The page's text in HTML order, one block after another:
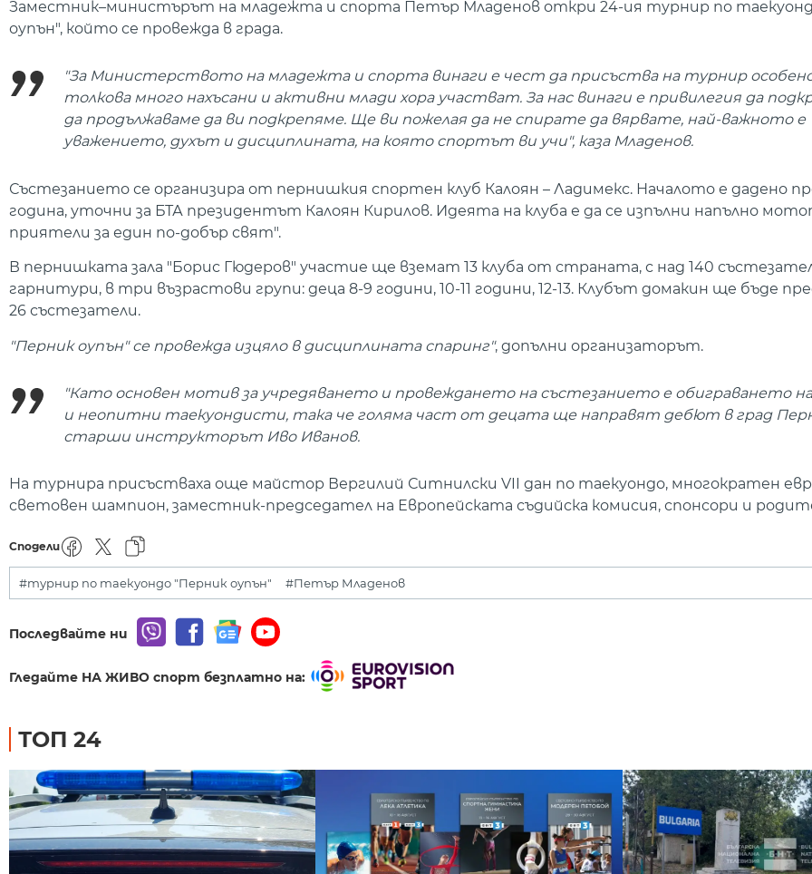
Заместник–министърът на младежта и спорта Петър Младенов откри 24-ия турнир по
оупън", който се провежда в града.
"За Министерството на младежта и спорта винаги е чест да присъства на турнир
толкова много нахъсани и активни млади хора участват. За нас винаги е привилегия да
да продължаваме да ви подкрепяме. Ще ви пожелая да не спирате да вярвате, най-важното е
уважението, духът и дисциплината, на която спортът ви учи", каза Младенов.
Състезанието се организира от пернишкия спортен клуб Калоян – Ладимекс. Началото е дадено
година, уточни за БТА президентът Калоян Кирилов. Идеята на клуба е да се изпълни напълно
приятели за един по-добър свят".
В пернишката зала "Борис Гюдеров" участие ще вземат 13 клуба от страната, с над 140
гарнитури, в три възрастови групи: деца 8-9 години, 10-11 години, 12-13. Клубът домакин ще бъде
26 състезатели.
"Перник оупън" се провежда изцяло в дисциплината спаринг", допълни организаторът.
"Като основен мотив за учредяването и провеждането на състезанието е обиграването
и неопитни таекуондисти, така че голяма част от децата ще направят дебют в град
старши инструкторът Иво Иванов.
На турнира присъстваха още майстор Вергилий Ситнилски VII дан по таекуондо, многократен
световен шампион, заместник-председател на Европейската съдийска комисия, спонсори и
Сподели
#турнир по таекуондо "Перник оупън" #Петър Младенов
Последвайте ни
Гледайте НА ЖИВО спорт безплатно на:
ТОП 24